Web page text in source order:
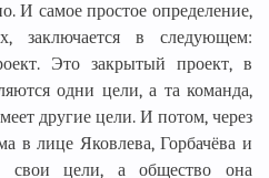
И самое простое определение,
заключается в следующем:
Это закрытый проект, в
одни цели, а та команда,
другие цели. И потом, через
в лице Яковлева, Горбачёва и
цели, а общество она